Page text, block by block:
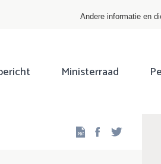
Andere informatie en
Ministerraad
Facebook